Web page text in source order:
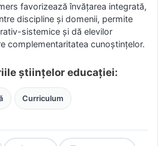
favorizează învăţarea integrată,
discipline şi domenii, permite
sistemice şi dă elevilor
complementaritatea cunoştinţelor.
științelor educației:
Curriculum